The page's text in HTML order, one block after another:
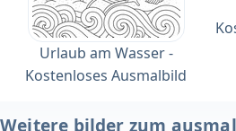
Urlaub am Wasser -
Kostenloses Ausmalbild
Weitere bilder zum